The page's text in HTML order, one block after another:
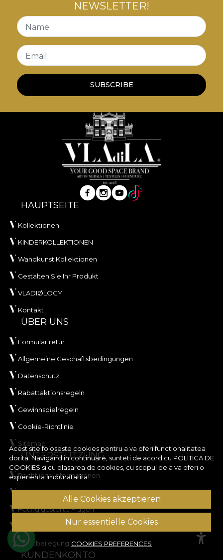
Acest site foloseste cookies pentru a va oferi functionalitatea
dorita. Navigand in continuare, sunteti de acord cu POLITICA DE
COOKIES si cu plasarea de cookies, cu scopul de a va oferi o
experienta imbunatatita.
Alle Cookies akzeptieren
Nur essentielle Cookies
COOKIES PREFERENCES
NEWSLETTER!
Name
Email
SUBSCRIBE
HAUPTSEITE
Kollektionen
KINDERKOLLEKTIONEN
Wandkunst Kollektionen
Gestalten Sie Ihr Produkt
VLADIØLOGY
Kontakt
ÜBER UNS
Formular retur
Allgemeine Geschäftsbedingungen
Datenschutz
Rabattaktionsregeln
Gewinnspielregeln
Cookie-Richtlinie
Sitemap
UNTERSTÜTZUNG
Rechtliche Informationen
Kontaktieren Sie uns
Häufig gestellte Fragen
Streitbeilegung
KUNDENKONTO